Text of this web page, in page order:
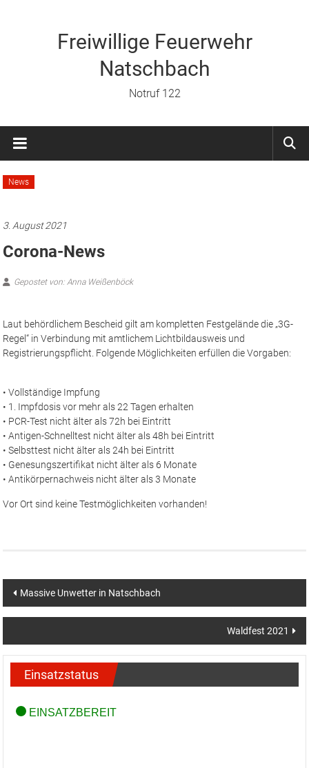
Freiwillige Feuerwehr
Natschbach
Notruf 122
News
3. August 2021
Corona-News
Gepostet von: Anna Weißenböck
Laut behördlichem Bescheid gilt am kompletten Festgelände die „3G-
Regel“ in Verbindung mit amtlichem Lichtbildausweis und
Registrierungspflicht. Folgende Möglichkeiten erfüllen die Vorgaben:
• Vollständige Impfung
• 1. Impfdosis vor mehr als 22 Tagen erhalten
• PCR-Test nicht älter als 72h bei Eintritt
• Antigen-Schnelltest nicht älter als 48h bei Eintritt
• Selbsttest nicht älter als 24h bei Eintritt
• Genesungszertifikat nicht älter als 6 Monate
• Antikörpernachweis nicht älter als 3 Monate
Vor Ort sind keine Testmöglichkeiten vorhanden!
Beitragsnavigation
Massive Unwetter in Natschbach
Waldfest 2021
Einsatzstatus